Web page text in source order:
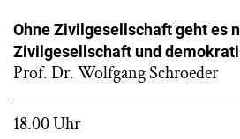
Ohne Zivilgesellschaft geht es
Zivilgesellschaft und
Prof. Dr. Wolfgang Schroeder
18.00 Uhr